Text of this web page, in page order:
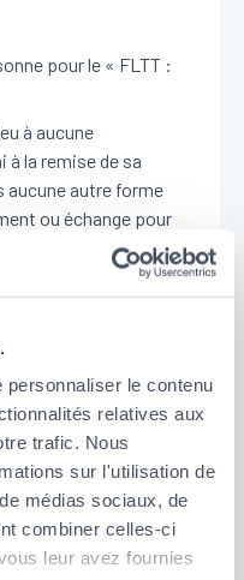
le contenu
relatives aux
trafic. Nous
sur l'utilisation de
médias sociaux, de
combiner celles-ci
leur avez fournies
pour le « FLTT :
à aucune
à la remise de sa
aucune autre forme
ou échange pour
des gagnants à des
publiques, sans
lot gagné. Tout
de son nom et de
ou de relations
S.A. au
mail envoyé à celle-ci
des résultats.